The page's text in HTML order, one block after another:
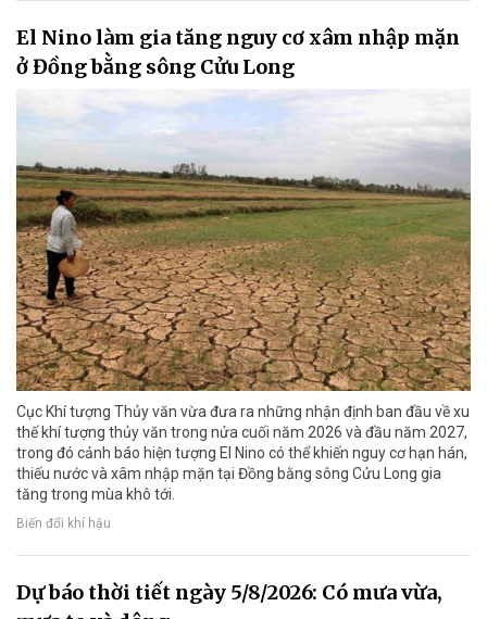
El Nino làm gia tăng nguy cơ xâm nhập mặn
ở Đồng bằng sông Cửu Long
Cục Khí tượng Thủy văn vừa đưa ra những nhận định ban đầu về xu
thế khí tượng thủy văn trong nửa cuối năm 2026 và đầu năm 2027,
trong đó cảnh báo hiện tượng El Nino có thể khiến nguy cơ hạn hán,
thiếu nước và xâm nhập mặn tại Đồng bằng sông Cửu Long gia
tăng trong mùa khô tới.
Biến đổi khí hậu
Dự báo thời tiết ngày 5/8/2026: Có mưa vừa,